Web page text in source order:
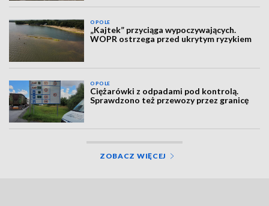
OPOLE
„Kajtek” przyciąga wypoczywających.
WOPR ostrzega przed ukrytym ryzykiem
OPOLE
Ciężarówki z odpadami pod kontrolą.
Sprawdzono też przewozy przez granicę
ZOBACZ WIĘCEJ